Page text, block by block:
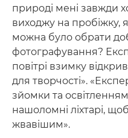
природі мені завжди
виходжу на пробіжку,
можна було обрати
фотографування?
повітрі взимку
для творчості».
зйомки та
нашоломні ліхтарі,
жвавішим».